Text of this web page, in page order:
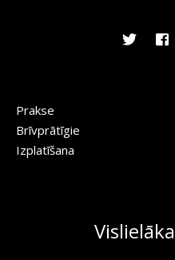
Prakse
Brīvprātīgie
Izplatīšana